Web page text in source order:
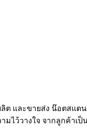
ผลิต และขายส่ง น๊อ
มไว้วางใจ จากลูกค้าเป็